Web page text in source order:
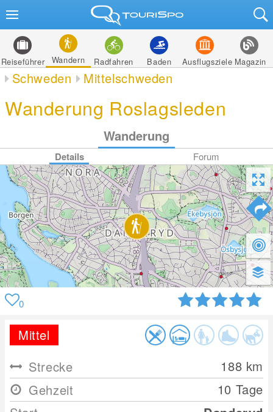
Reiseführer Wandern Radfahren Baden Ausflugsziele Magazin
Schweden Mittelschweden
Wanderung Roslagsleden
Wanderung
Details Forum
0
Mittel
Strecke
188 km
Gehzeit
10 Tage